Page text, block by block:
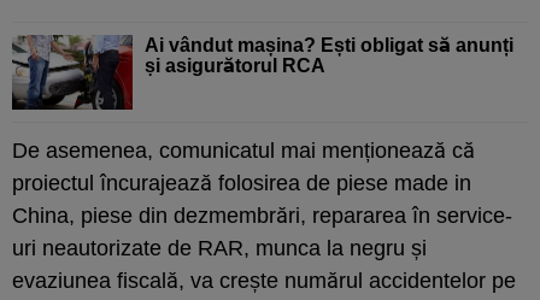
Ai vândut mașina? Ești obligat să anunți
și asigurătorul RCA
De asemenea, comunicatul mai menționează că
proiectul încurajează folosirea de piese made in
China, piese din dezmembrări, repararea în service-
uri neautorizate de RAR, munca la negru și
evaziunea fiscală, va crește numărul accidentelor pe